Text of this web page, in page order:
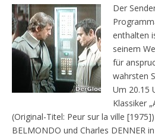
Der
enthalten
seinem
für
wahrsten
Um 20.15
Klassiker
(Original-Titel: Peur sur la ville
BELMONDO und Charles DENNER